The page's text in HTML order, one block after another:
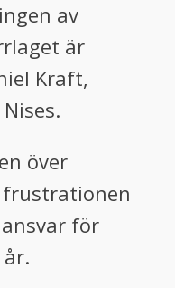
av
är
Kraft,
över
för